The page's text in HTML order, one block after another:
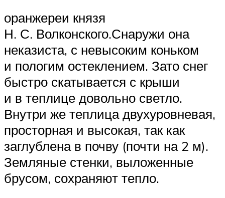
оранжереи князя
Н. С. Волконского.Снаружи она
неказиста, с невысоким коньком
и пологим остеклением. Зато снег
быстро скатывается с крыши
и в теплице довольно светло.
Внутри же теплица двухуровневая,
просторная и высокая, так как
заглублена в почву (почти на 2 м).
Земляные стенки, выложенные
брусом, сохраняют тепло.